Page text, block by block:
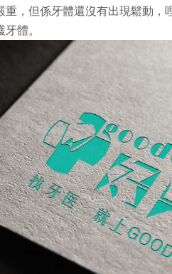
重，但係牙體還沒有出現鬆動，
體。